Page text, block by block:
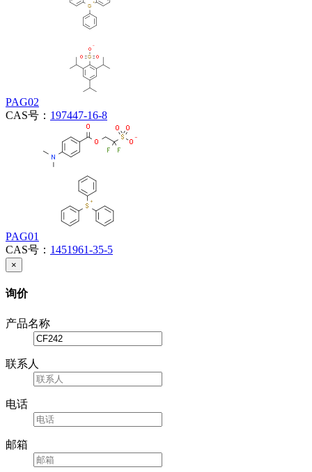
PAG02
CAS号： 197447-16-8
PAG01
CAS号： 1451961-35-5
×
询价
产品名称
联系人
电话
邮箱